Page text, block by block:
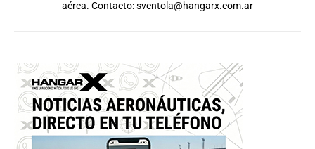
aérea. Contacto:sventola@hangarx.com.ar